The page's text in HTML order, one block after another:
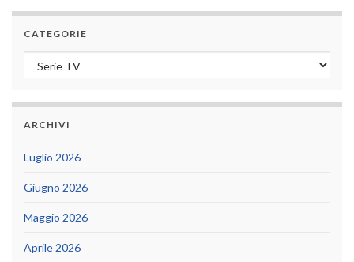
CATEGORIE
Categorie
ARCHIVI
Luglio 2026
Giugno 2026
Maggio 2026
Aprile 2026